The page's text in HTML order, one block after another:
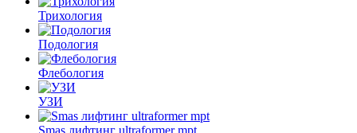
Трихология
Подология
Флебология
УЗИ
Smas лифтинг ultraformer mpt